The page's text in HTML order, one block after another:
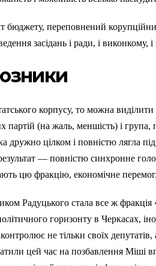
переповнений
засідань і ради, і виконкому,
корпусу, то можна
партій (на жаль, меншість) і
дружно цілком і повністю лягла
— повністю синхронне
цю фракцію, економічне
Радуцького стала все ж
горизонту в Черкасах,
не тільки своїх
цей час на позбавлення Міші